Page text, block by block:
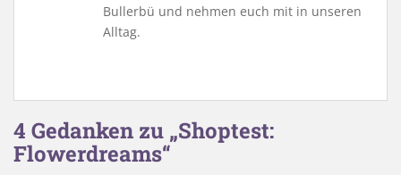
Bullerbü und nehmen euch mit in unseren
Alltag.
4 Gedanken zu „Shoptest:
Flowerdreams“